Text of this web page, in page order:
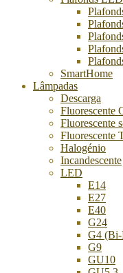
SmartHome
Lâmpadas
Descarga
Fluorescente
Fluorescente
Fluorescente
Halogénio
Incandescente
LED
E14
E27
E40
G24
G4
G9
GU10